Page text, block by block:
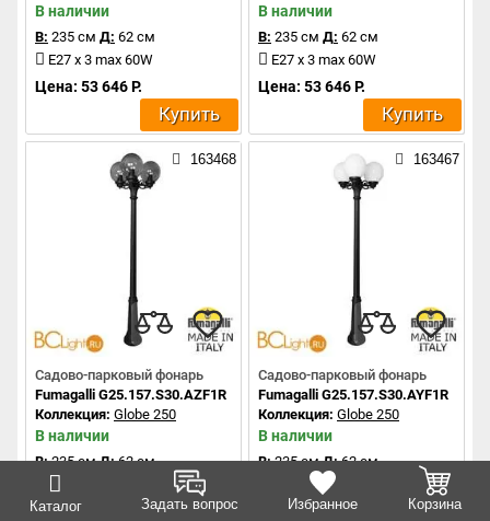
Каталог Задать вопрос Избранное Корзина
В наличии
В: 235 см Д: 62 см
E27 x 3 max 60W
Цена: 53 646 Р.
Купить
В наличии
В: 235 см Д: 62 см
E27 x 3 max 60W
Цена: 53 646 Р.
Купить
163468
Садово-парковый фонарь
Fumagalli G25.157.S30.AZF1R
Коллекция: Globe 250
В наличии
В:235 см Д:62 см
Цена: 48 769 Р.
163467
Садово-парковый фонарь
Fumagalli G25.157.S30.AYF1R
Коллекция: Globe 250
В наличии
В:235 см Д:62 см
E27 x 3 max 60W
Цена: 48 769 Р.